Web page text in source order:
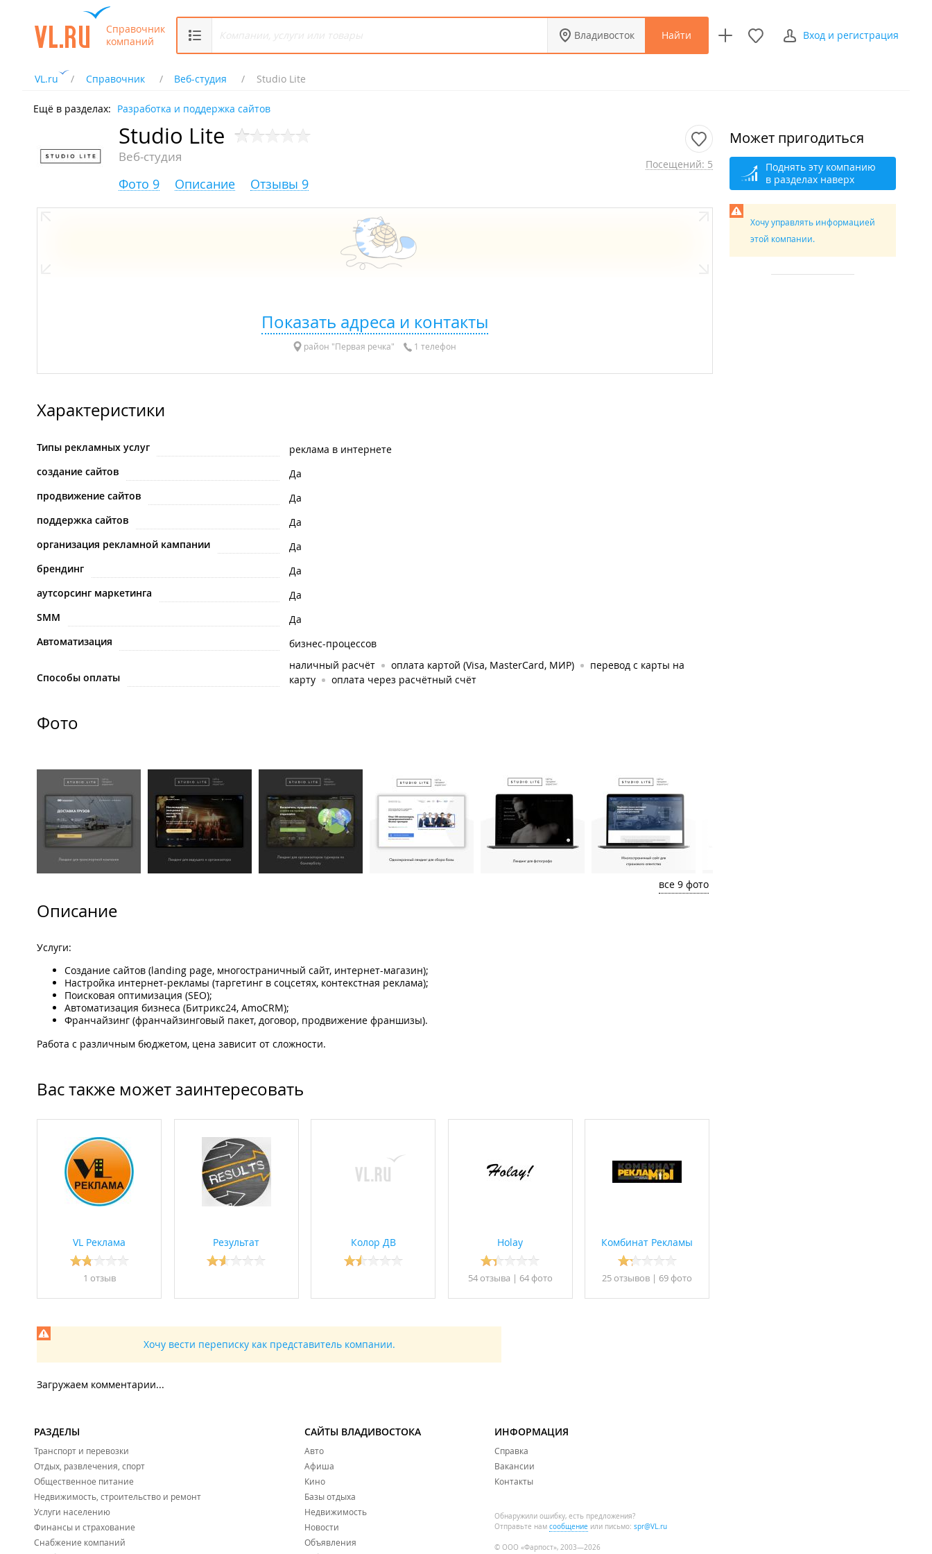
Справочник
компаний
Владивосток Найти Вход и регистрация
VL.ru Справочник Веб-студия Studio Lite
Ещё в разделах: Разработка и поддержка сайтов
Studio Lite
Веб-студия Посещений: 5
Фото 9 Описание Отзывы 9
Показать адреса и контакты
район "Первая речка" 1 телефон
Характеристики
Типы рекламных услуг
реклама в интернете
создание сайтов
Да
продвижение сайтов
Да
поддержка сайтов
Да
организация рекламной кампании
Да
брендинг
Да
аутсорсинг маркетинга
Да
SMM
Да
Автоматизация
бизнес-процессов
Способы оплаты
наличный расчёт оплата картой (Visa, MasterCard, МИР)
перевод с карты на
карту
оплата через расчётный счёт
Фото
все 9 фото
Описание
Услуги:
Создание сайтов (landing page, многостраничный сайт, интернет-магазин);
Настройка интернет-рекламы (таргетинг в соцсетях, контекстная реклама);
Поисковая оптимизация (SEO);
Автоматизация бизнеса (Битрикс24, AmoCRM);
Франчайзинг (франчайзинговый пакет, договор, продвижение франшизы).
Работа с различным бюджетом, цена зависит от сложности.
Вас также может заинтересовать
VL Реклама
1 отзыв
Результат Колор ДВ Holay
54 отзывa | 64 фото
Комбинат Рекламы
25 отзывов | 69 фото
Хочу вести переписку как представитель компании.
Загружаем комментарии...
Может пригодиться
Поднять эту компанию
в разделах наверх
Хочу управлять информацией
этой компании.
РАЗДЕЛЫ
Транспорт и перевозки
Отдых, развлечения, спорт
Общественное питание
Недвижимость, строительство и ремонт
Услуги населению
Финансы и страхование
Снабжение компаний
САЙТЫ ВЛАДИВОСТОКА
Авто
Афиша
Кино
Базы отдыха
Недвижимость
Новости
Объявления
ИНФОРМАЦИЯ
Справка
Вакансии
Контакты
Обнаружили ошибку, есть предложения?
Отправьте нам сообщение или письмо: spr@VL.ru
© ООО «Фарпост», 2003—2026